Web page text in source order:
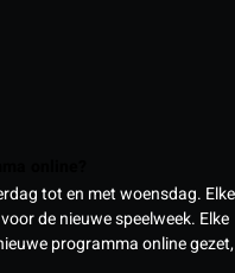
tot en met woensdag. Elke
de nieuwe speelweek. Elke
programma online gezet,